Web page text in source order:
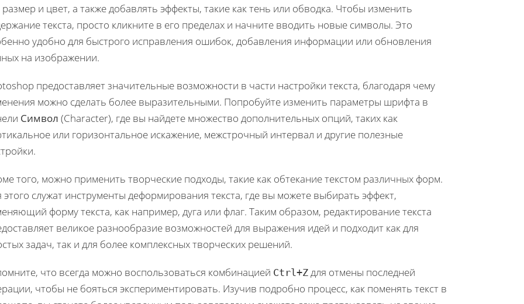
размер и цвет, а также добавлять эффекты, такие как тень или обводка. Чтобы изменить
текста, просто кликните в его пределах и начните вводить новые символы. Это
удобно для быстрого исправления ошибок, добавления информации или обновления
на изображении.
предоставляет значительные возможности в части настройки текста, благодаря чему
можно сделать более выразительными. Попробуйте изменить параметры шрифта в
Символ (Character), где вы найдете множество дополнительных опций, таких как
или горизонтальное искажение, межстрочный интервал и другие полезные
того, можно применить творческие подходы, такие как обтекание текстом различных форм.
этого служат инструменты деформирования текста, где вы можете выбирать эффект,
форму текста, как например, дуга или флаг. Таким образом, редактирование текста
великое разнообразие возможностей для выражения идей и подходит как для
задач, так и для более комплексных творческих решений.
что всегда можно воспользоваться комбинацией Ctrl+Z для отмены последней
чтобы не бояться экспериментировать. Изучив подробно процесс, как поменять текст в